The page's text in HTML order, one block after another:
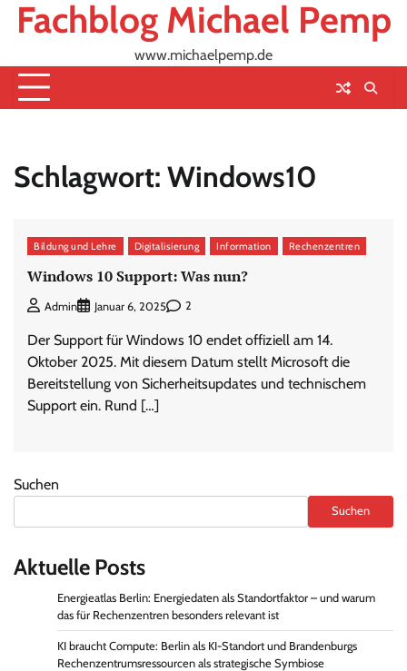
SkipFachblog Michael Pemp
www.michaelpemp.de
Schlagwort: Windows10
Bildung und Lehre Digitalisierung Information Rechenzentren
Windows 10 Support: Was nun?
Admin Januar 6, 2025 2
Der Support für Windows 10 endet offiziell am 14.
Oktober 2025. Mit diesem Datum stellt Microsoft die
Bereitstellung von Sicherheitsupdates und technischem
Support ein. Rund […]
Suchen
Suchen
Aktuelle Posts
Energieatlas Berlin: Energiedaten als Standortfaktor – und warum
das für Rechenzentren besonders relevant ist
KI braucht Compute: Berlin als KI-Standort und Brandenburgs
Rechenzentrumsressourcen als strategische Symbiose